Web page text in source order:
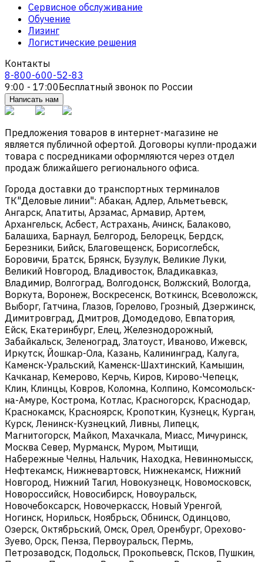
Сервисное обслуживание
Обучение
Лизинг
Логистические решения
Контакты
8-800-600-52-83
9:00 - 17:00Бесплатный звонок по России
Написать нам
Предложения товаров в интернет-магазине не
является публичной офертой. Договоры купли-продажи
товара с посредниками оформляются через отдел
продаж ближайшего регионального офиса.
Города доставки до транспортных терминалов
ТК"Деловые линии": Абакан, Адлер, Альметьевск,
Ангарск, Апатиты, Арзамас, Армавир, Артем,
Архангельск, Асбест, Астрахань, Ачинск, Балаково,
Балашиха, Барнаул, Белгород, Белорецк, Бердск,
Березники, Бийск, Благовещенск, Борисоглебск,
Боровичи, Братск, Брянск, Бузулук, Великие Луки,
Великий Новгород, Владивосток, Владикавказ,
Владимир, Волгоград, Волгодонск, Волжский, Вологда,
Воркута, Воронеж, Воскресенск, Воткинск, Всеволожск,
Выборг, Гатчина, Глазов, Горелово, Грозный, Дзержинск,
Димитровград, Дмитров, Домодедово, Евпатория,
Ейск, Екатеринбург, Елец, Железнодорожный,
Забайкальск, Зеленоград, Златоуст, Иваново, Ижевск,
Иркутск, Йошкар-Ола, Казань, Калининград, Калуга,
Каменск-Уральский, Каменск-Шахтинский, Камышин,
Качканар, Кемерово, Керчь, Киров, Кирово-Чепецк,
Клин, Клинцы, Ковров, Коломна, Колпино, Комсомольск-
на-Амуре, Кострома, Котлас, Красногорск, Краснодар,
Краснокамск, Красноярск, Кропоткин, Кузнецк, Курган,
Курск, Ленинск-Кузнецкий, Ливны, Липецк,
Магнитогорск, Майкоп, Махачкала, Миасс, Мичуринск,
Москва Север, Мурманск, Муром, Мытищи,
Набережные Челны, Нальчик, Находка, Невинномысск,
Нефтекамск, Нижневартовск, Нижнекамск, Нижний
Новгород, Нижний Тагил, Новокузнецк, Новомосковск,
Новороссийск, Новосибирск, Новоуральск,
Новочебоксарск, Новочеркасск, Новый Уренгой,
Ногинск, Норильск, Ноябрьск, Обнинск, Одинцово,
Озерск, Октябрьский, Омск, Орел, Оренбург, Орехово-
Зуево, Орск, Пенза, Первоуральск, Пермь,
Петрозаводск, Подольск, Прокопьевск, Псков, Пушкин,